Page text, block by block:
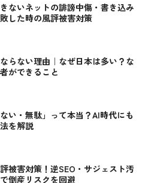
ないネットの誹謗中傷・書き込み
した時の風評被害対策
らない理由｜なぜ日本は多い？な
ができること
い・無駄」って本当？AI時代にも
を解説
被害対策！逆SEO・サジェスト汚
倒産リスクを回避